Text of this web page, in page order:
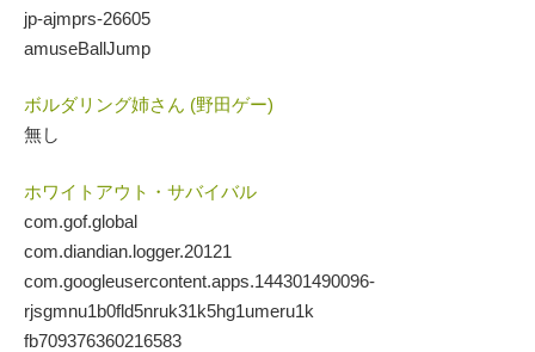
jp-ajmprs-26605
amuseBallJump
ボルダリング姉さん (野田ゲー)
無し
ホワイトアウト・サバイバル
com.gof.global
com.diandian.logger.20121
com.googleusercontent.apps.144301490096-
rjsgmnu1b0fld5nruk31k5hg1umeru1k
fb709376360216583